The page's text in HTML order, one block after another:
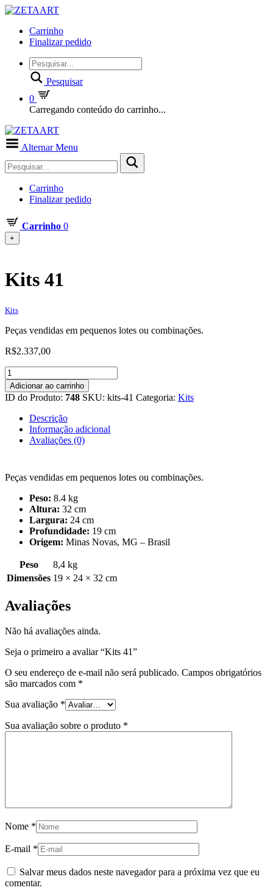
Carrinho
Finalizar pedido
Pesquisar
0
Carregando conteúdo do carrinho...
Alternar Menu
Carrinho
Finalizar pedido
Carrinho 0
+
Kits 41
Kits
Peças vendidas em pequenos lotes ou combinações.
R$2.337,00
Kits
41
quantidade
Adicionar ao carrinho
ID do Produto: 748 SKU: kits-41 Categoria: Kits
Descrição
Informação adicional
Avaliações (0)
Peças vendidas em pequenos lotes ou combinações.
Peso: 8.4 kg
Altura: 32 cm
Largura: 24 cm
Profundidade: 19 cm
Origem: Minas Novas, MG – Brasil
Peso
8,4 kg
Dimensões 19 × 24 × 32 cm
Avaliações
Não há avaliações ainda.
Seja o primeiro a avaliar “Kits 41”
O seu endereço de e-mail não será publicado. Campos obrigatórios
são marcados com *
Sua avaliação *
Sua avaliação sobre o produto *
Nome *
E-mail *
Salvar meus dados neste navegador para a próxima vez que eu
comentar.